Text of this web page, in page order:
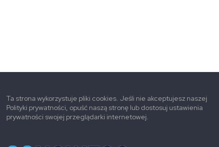
Ta strona wykorzystuje pliki cookies. Jeśli nie akceptujesz naszej
Polityki prywatności, opuść naszą stronę lub dostosuj ustawienia
prywatności swojej przeglądarki internetowej.